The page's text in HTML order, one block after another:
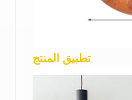
تطبيق المنتج